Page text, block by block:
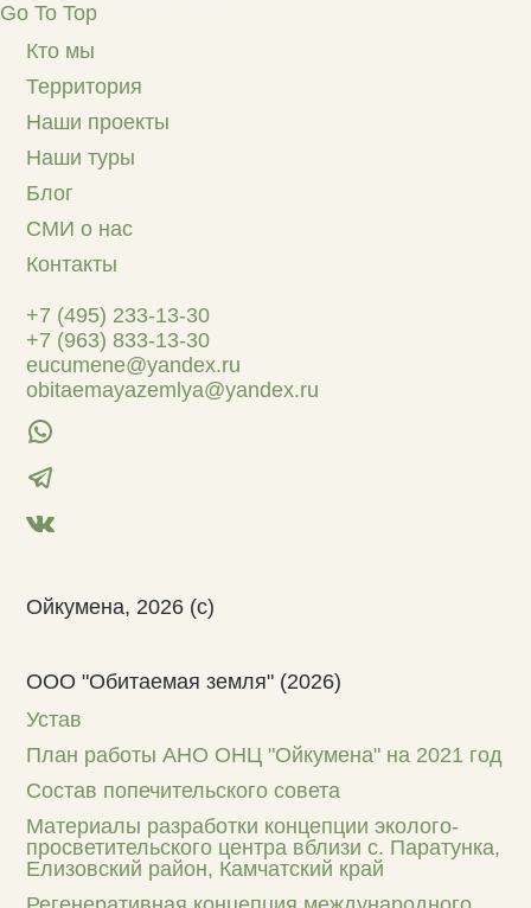
Go To Top
Кто мы
Территория
Наши проекты
Наши туры
Блог
СМИ о нас
Контакты
+7 (495) 233-13-30
+7 (963) 833-13-30
eucumene@yandex.ru
obitaemayazemlya@yandex.ru
Ойкумена, 2026 (с)
ООО "Обитаемая земля" (2026)
Устав
План работы АНО ОНЦ "Ойкумена" на 2021 год
Состав попечительского совета
Материалы разработки концепции эколого-
просветительского центра вблизи с. Паратунка,
Елизовский район, Камчатский край